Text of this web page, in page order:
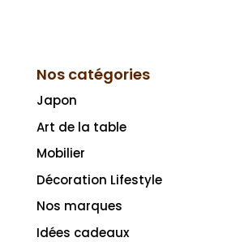
Nos catégories
Japon
Art de la table
Mobilier
Décoration Lifestyle
Nos marques
Idées cadeaux